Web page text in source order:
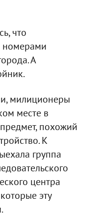
что
номерами
А
милиционеры
месте в
похожий
К
группа
центра
эту